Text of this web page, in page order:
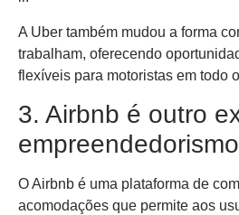
A Uber também mudou a forma
trabalham, oferecendo
flexíveis para motoristas em todo
3. Airbnb é outro
O Airbnb é uma plataforma de
acomodações que permite aos